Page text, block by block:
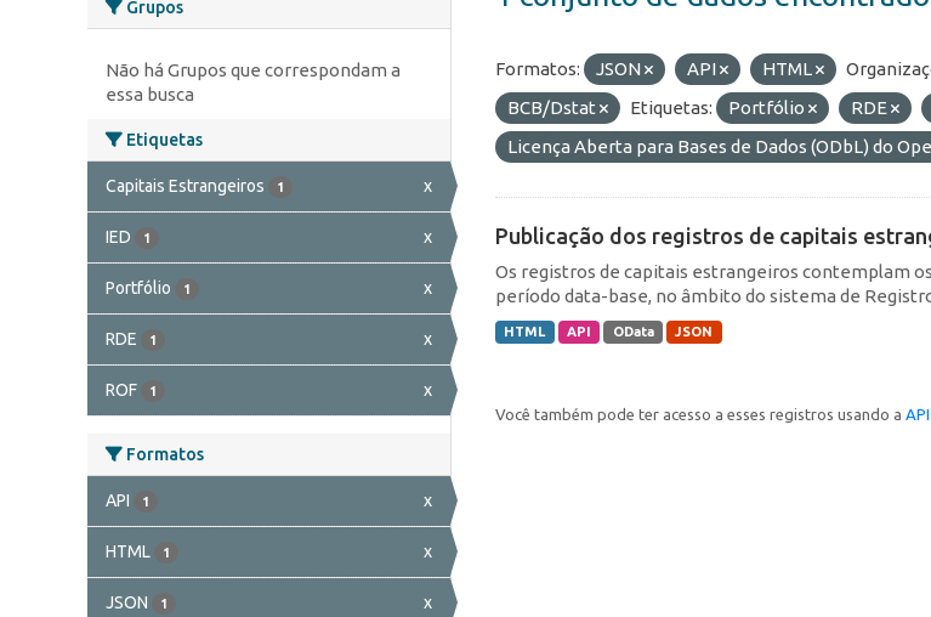
Grupos
Não há Grupos que correspondam a
essa busca
Etiquetas
Capitais Estrangeiros 1 x
IED 1 x
Portfólio 1 x
RDE 1 x
ROF 1 x
Formatos
API 1 x
HTML 1 x
JSON 1 x
Formatos: JSON API HTML
BCB/Dstat
Etiquetas: Portfólio RDE
Licença Aberta para Bases de Dados (ODbL) do
Publicação dos registros de capitais
Os registros de capitais estrangeiros contemplam
período data-base, no âmbito do sistema de
HTML API OData JSON
Você também pode ter acesso a esses registros usando a API